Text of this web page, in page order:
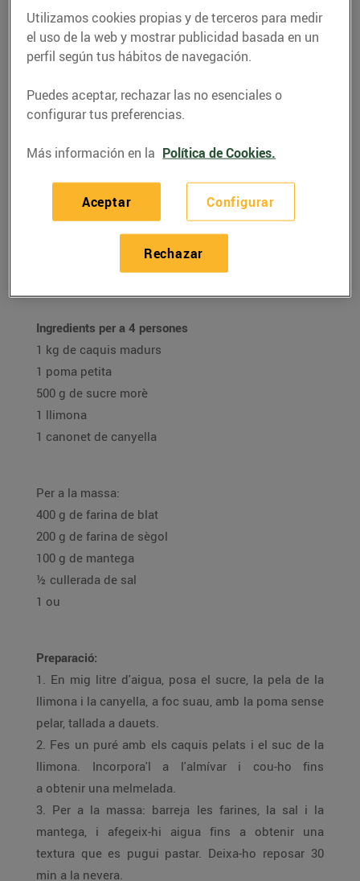
RECETAS
Crestes farcides de
05/noviembre/2020
Ingredients per a 4 persones
1 kg de caquis madurs
1 poma petita
500 g de sucre morè
1 llimona
1 canonet de canyella
Per a la massa:
400 g de farina de blat
200 g de farina de sègol
100 g de mantega
½ cullerada de sal
1 ou
Preparació:
1. En mig litre d'aigua, posa el sucre, la pela de la
llimona i la canyella, a foc suau, amb la poma sense
pelar, tallada a dauets.
2. Fes un puré amb els caquis pelats i el suc de la
llimona. Incorpora'l a l'almívar i cou-ho fins
a obtenir una melmelada.
3. Per a la massa: barreja les farines, la sal i la
mantega, i afegeix-hi aigua fins a obtenir una
textura que es pugui pastar. Deixa-ho reposar 30
min a la nevera.
Utilizamos cookies propias y de terceros para medir
el uso de la web y mostrar publicidad basada en un
perfil según tus hábitos de navegación.
Puedes aceptar, rechazar las no esenciales o
configurar tus preferencias.
Más información en la Política de Cookies.
Configurar
Rechazar
Aceptar